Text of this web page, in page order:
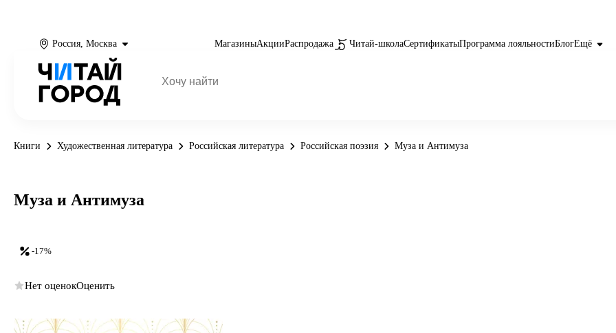
Россия, Москва МагазиныАкцииРаспродажа Читай-школаСертификатыПрограмма лояльностиБлогЕщё
Книги Художественная литература Российская литература Российская поэзия Муза и Антимуза
-17%
Муза и Антимуза
Нет оценокОценить